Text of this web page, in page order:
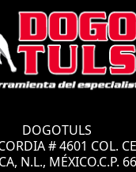
SEMICONICO AAC
16"-24 NS
DOGOTULS
# 4601 COL.
N.L., MÉXICO.C.P.